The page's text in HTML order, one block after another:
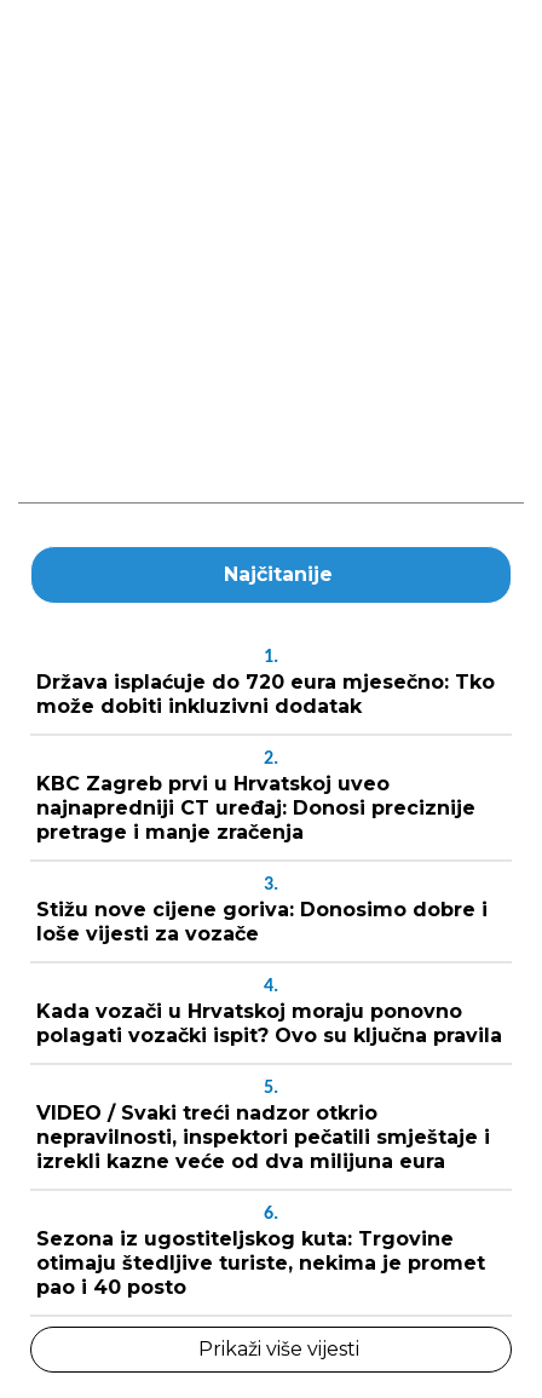
Najčitanije
1.
Država isplaćuje do 720 eura mjesečno: Tko
može dobiti inkluzivni dodatak
2.
KBC Zagreb prvi u Hrvatskoj uveo
najnapredniji CT uređaj: Donosi preciznije
pretrage i manje zračenja
3.
Stižu nove cijene goriva: Donosimo dobre i
loše vijesti za vozače
4.
Kada vozači u Hrvatskoj moraju ponovno
polagati vozački ispit? Ovo su ključna pravila
5.
VIDEO / Svaki treći nadzor otkrio
nepravilnosti, inspektori pečatili smještaje i
izrekli kazne veće od dva milijuna eura
6.
Sezona iz ugostiteljskog kuta: Trgovine
otimaju štedljive turiste, nekima je promet
pao i 40 posto
Prikaži više vijesti